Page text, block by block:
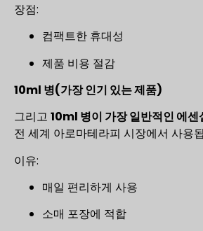
장점:
컴팩트한 휴대성
제품 비용 절감
10ml 병(가장 인기 있는 제품)
그리고 10ml 병이 가장 일반적인 에센
전 세계 아로마테라피 시장에서 사용
이유:
매일 편리하게 사용
소매 포장에 적합